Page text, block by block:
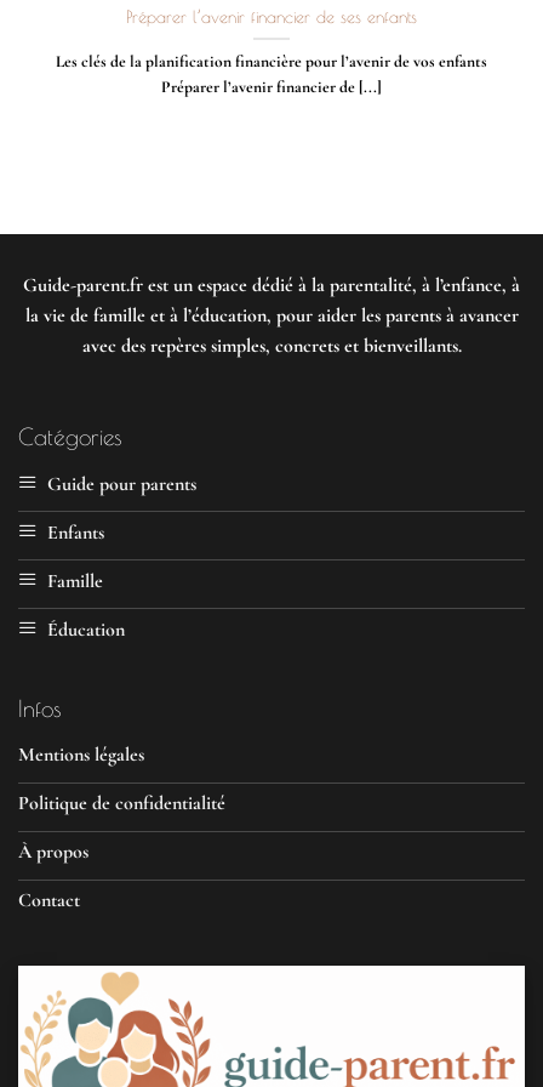
Préparer l’avenir financier de ses enfants
Les clés de la planification financière pour l’avenir de vos enfants
Préparer l’avenir financier de [...]
Guide-parent.fr est un espace dédié à la parentalité, à l’enfance, à
la vie de famille et à l’éducation, pour aider les parents à avancer
avec des repères simples, concrets et bienveillants.
Catégories
Guide pour parents
Enfants
Famille
Éducation
Infos
Mentions légales
Politique de confidentialité
À propos
Contact